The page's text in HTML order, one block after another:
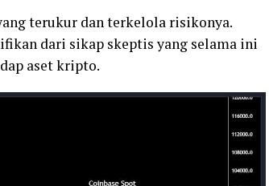
terukur dan terkelola risikonya.
dari sikap skeptis yang selama ini
aset kripto.